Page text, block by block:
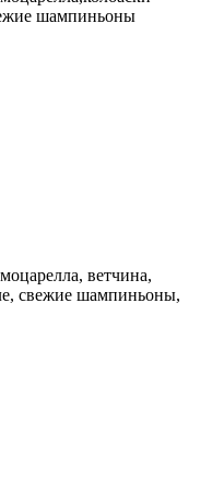
шампиньоны
ветчина,
свежие шампиньоны,